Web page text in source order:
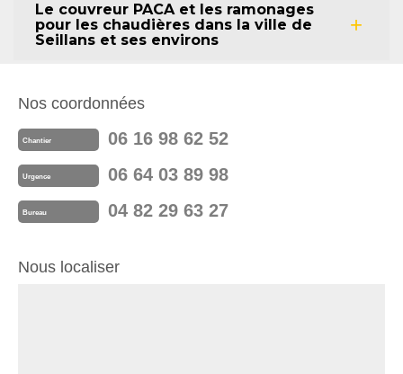
Le couvreur PACA et les ramonages
pour les chaudières dans la ville de
Seillans et ses environs
Nos coordonnées
Chantier 06 16 98 62 52
Urgence 06 64 03 89 98
Bureau 04 82 29 63 27
Nous localiser